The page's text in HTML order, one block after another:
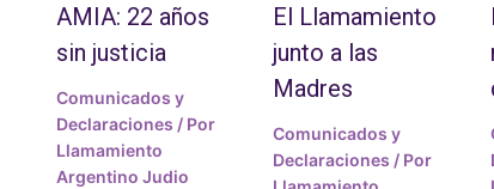
AMIA: 22 años
sin justicia
Comunicados y
Declaraciones / Por
Llamamiento
Argentino Judio
El Llamamiento
junto a las
Madres
Comunicados y
Declaraciones / Por